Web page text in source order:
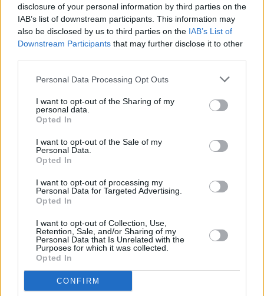
disclosure of your personal information by third parties on the
IAB’s list of downstream participants. This information may
also be disclosed by us to third parties on the IAB’s List of
Downstream Participants that may further disclose it to other
Personal Data Processing Opt Outs
I want to opt-out of the Sharing of my
personal data.
Opted In
I want to opt-out of the Sale of my
Personal Data.
Opted In
I want to opt-out of processing my
Personal Data for Targeted Advertising.
Opted In
I want to opt-out of Collection, Use,
Retention, Sale, and/or Sharing of my
Personal Data that Is Unrelated with the
Purposes for which it was collected.
Opted In
CONFIRM
05.08.2026 -Cyber Security Consultant (Nusle, Praha)
... další nabídky zaměstnání
Kdy a kde bude Prima sport k
O webu parabola.cz •O souborech cookies•
Dovolená u moře •Bazény